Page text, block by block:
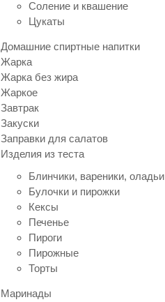
Соление и квашение
Цукаты
Домашние спиртные напитки
Жарка
Жарка без жира
Жаркое
Завтрак
Закуски
Заправки для салатов
Изделия из теста
Блинчики, вареники, оладьи
Булочки и пирожки
Кексы
Печенье
Пироги
Пирожные
Торты
Маринады